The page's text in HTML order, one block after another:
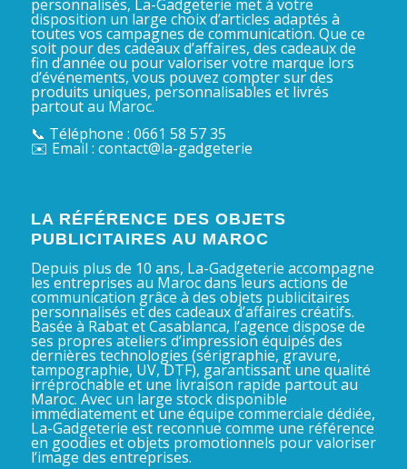
personnalisés, La-Gadgeterie met à votre
disposition un large choix d’articles adaptés à
toutes vos campagnes de communication. Que ce
soit pour des cadeaux d’affaires, des cadeaux de
fin d’année ou pour valoriser votre marque lors
d’événements, vous pouvez compter sur des
produits uniques, personnalisables et livrés
partout au Maroc.
📞 Téléphone : 0661 58 57 35
✉️ Email : contact@la-gadgeterie
LA RÉFÉRENCE DES OBJETS
PUBLICITAIRES AU MAROC
Depuis plus de 10 ans, La-Gadgeterie accompagne
les entreprises au Maroc dans leurs actions de
communication grâce à des objets publicitaires
personnalisés et des cadeaux d’affaires créatifs.
Basée à Rabat et Casablanca, l’agence dispose de
ses propres ateliers d’impression équipés des
dernières technologies (sérigraphie, gravure,
tampographie, UV, DTF), garantissant une qualité
irréprochable et une livraison rapide partout au
Maroc. Avec un large stock disponible
immédiatement et une équipe commerciale dédiée,
La-Gadgeterie est reconnue comme une référence
en goodies et objets promotionnels pour valoriser
l’image des entreprises.